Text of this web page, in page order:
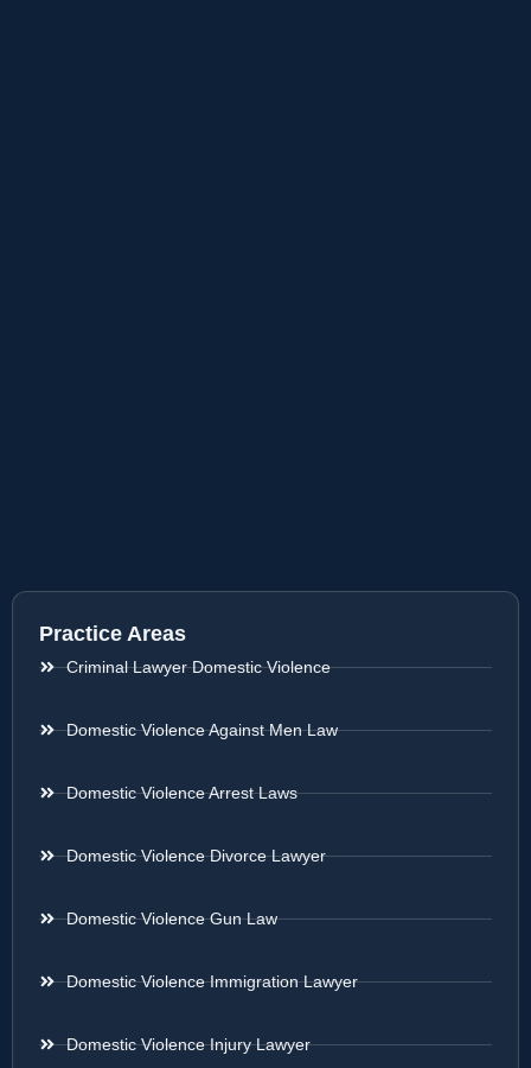
Practice Areas
Criminal Lawyer Domestic Violence
Domestic Violence Against Men Law
Domestic Violence Arrest Laws
Domestic Violence Divorce Lawyer
Domestic Violence Gun Law
Domestic Violence Immigration Lawyer
Domestic Violence Injury Lawyer